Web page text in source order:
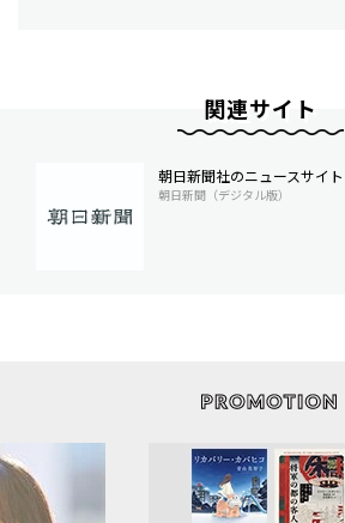
関連サイト
朝日新聞社のニュースサイト
朝日新聞（デジタル版）